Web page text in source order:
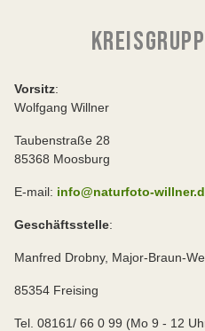
Vorsitz:
Wolfgang Willner
Taubenstraße 28
85368 Moosburg
E-mail: info@naturfoto-
Geschäftsstelle:
Manfred Drobny, Major-Braun-
85354 Freising
Tel. 08161/ 66 0 99 (Mo 9 - 12